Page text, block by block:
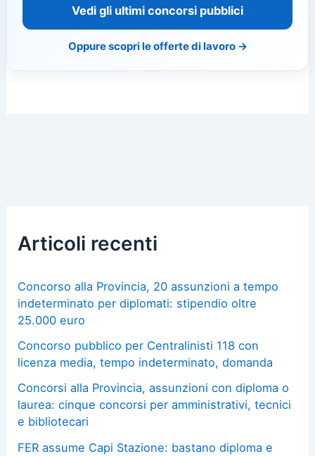
Vedi gli ultimi concorsi pubblici
Oppure scopri le offerte di lavoro →
Articoli recenti
Concorso alla Provincia, 20 assunzioni a tempo
indeterminato per diplomati: stipendio oltre
25.000 euro
Concorso pubblico per Centralinisti 118 con
licenza media, tempo indeterminato, domanda
Concorsi alla Provincia, assunzioni con diploma o
laurea: cinque concorsi per amministrativi, tecnici
e bibliotecari
FER assume Capi Stazione: bastano diploma e